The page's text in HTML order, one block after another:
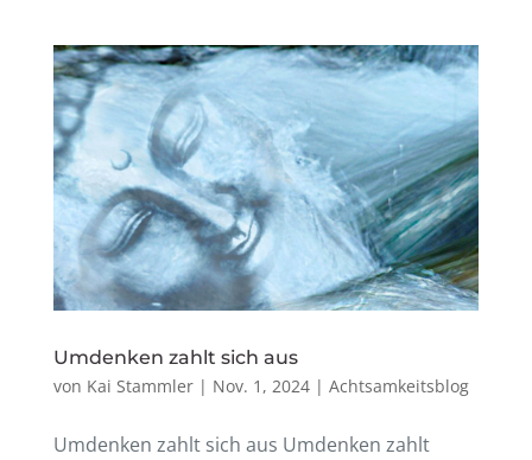
Umden­ken zahlt sich aus
von Kai Stammler| Nov. 1, 2024| Achtsamkeitsblog
Umden­ken zahlt sich aus Umden­ken zahlt